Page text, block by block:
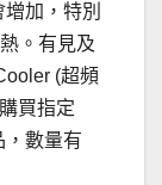
加，特別
。有見及
(超頻
買指定
，數量有